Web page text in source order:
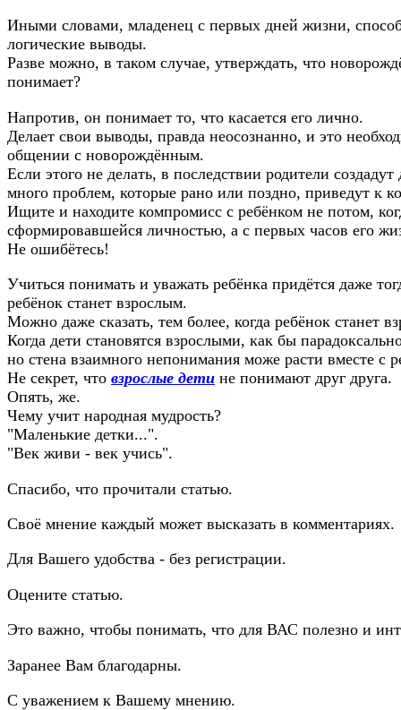
Иными словами, младенец с первых дней жизни,
логические выводы.
Разве можно, в таком случае, утверждать, что
понимает?
Напротив, он понимает то, что касается его лично.
Делает свои выводы, правда неосознанно, и это
общении с новорождённым.
Если этого не делать, в последствии родители создадут
много проблем, которые рано или поздно, приведут к
Ищите и находите компромисс с ребёнком не потом,
сформировавшейся личностью, а с первых часов его
Не ошибётесь!
Учиться понимать и уважать ребёнка придётся даже
ребёнок станет взрослым.
Можно даже сказать, тем более, когда ребёнок станет
Когда дети становятся взрослыми, как бы
но стена взаимного непонимания може расти вместе с
Не секрет, что взрослые дети не понимают друг друга.
Опять, же.
Чему учит народная мудрость?
"Маленькие детки...".
"Век живи - век учись".
Спасибо, что прочитали статью.
Своё мнение каждый может высказать в комментариях.
Для Вашего удобства - без регистрации.
Оцените статью.
Это важно, чтобы понимать, что для ВАС полезно и
Заранее Вам благодарны.
С уважением к Вашему мнению.